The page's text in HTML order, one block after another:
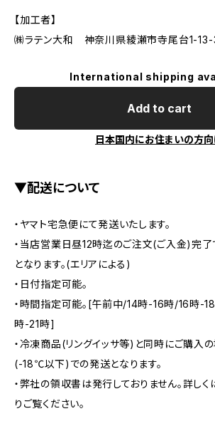
【加工者】
㈱ラテン大和 神奈川県綾瀬市寺尾台1-
International shipping
Add to cart
日本国内にお住まいの方
▼配送について
・ヤマト宅急便にて発送いたします。
・当店営業日昼12時迄のご注文(ご入金)完了
となります。(エリアによる)
・日付指定可能。
・時間指定可能。[午前中/14時-16時/16時-
時-21時]
・冷凍商品(リングイッサ等)と同時にご購入
(-18℃以下)での発送となります。
・弊社の領収書は発行しておりません。詳しく
りご覧ください。